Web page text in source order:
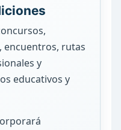
encuentros, rutas
y
educativos y